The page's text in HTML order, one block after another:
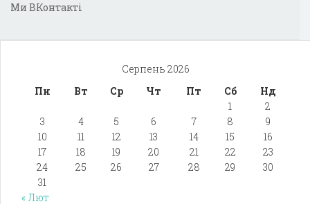
Ми ВКонтакті
Серпень 2026
Пн
Вт Ср Чт Пт Сб
Нд
1
2
3
4 5 6 7 8
9
10
11 12 13 14 15
16
17
18 19 20 21 22
23
24
25 26 27 28 29
30
31
« Лют